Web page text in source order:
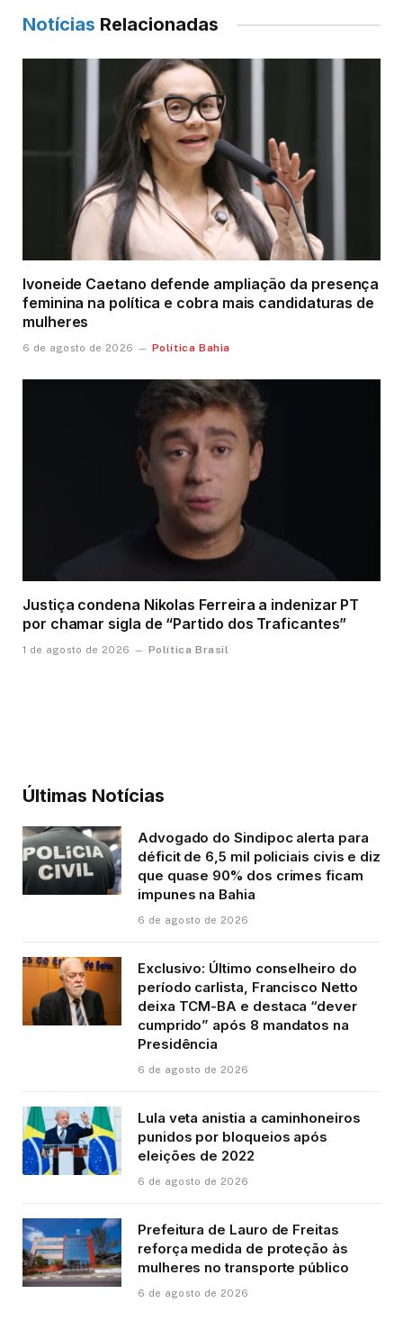
Notícias Relacionadas
Ivoneide Caetano defende ampliação da presença
feminina na política e cobra mais candidaturas de
mulheres
6 de agosto de 2026 Política Bahia
Justiça condena Nikolas Ferreira a indenizar PT
por chamar sigla de “Partido dos Traficantes”
1 de agosto de 2026 Política Brasil
Últimas Notícias
Advogado do Sindipoc alerta para
déficit de 6,5 mil policiais civis e diz
que quase 90% dos crimes ficam
impunes na Bahia
6 de agosto de 2026
Exclusivo: Último conselheiro do
período carlista, Francisco Netto
deixa TCM-BA e destaca “dever
cumprido” após 8 mandatos na
Presidência
6 de agosto de 2026
Lula veta anistia a caminhoneiros
punidos por bloqueios após
eleições de 2022
6 de agosto de 2026
Prefeitura de Lauro de Freitas
reforça medida de proteção às
mulheres no transporte público
6 de agosto de 2026